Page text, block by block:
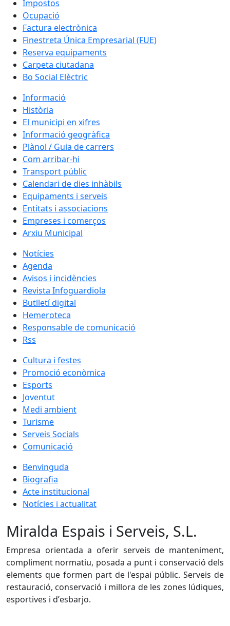
Impostos
Ocupació
Factura electrònica
Finestreta Única Empresarial (FUE)
Reserva equipaments
Carpeta ciutadana
Bo Social Elèctric
Informació
Història
El municipi en xifres
Informació geogràfica
Plànol / Guia de carrers
Com arribar-hi
Transport públic
Calendari de dies inhàbils
Equipaments i serveis
Entitats i associacions
Empreses i comerços
Arxiu Municipal
Notícies
Agenda
Avisos i incidències
Revista Infoguardiola
Butlletí digital
Hemeroteca
Responsable de comunicació
Rss
Cultura i festes
Promoció econòmica
Esports
Joventut
Medi ambient
Turisme
Serveis Socials
Comunicació
Benvinguda
Biografia
Acte institucional
Notícies i actualitat
Miralda Espais i Serveis, S.L.
Empresa orientada a oferir serveis de manteniment,
compliment normatiu, posada a punt i conservació dels
elements que formen part de l'espai públic. Serveis de
restauració, conservació i millora de les zones lúdiques,
esportives i dʼesbarjo.